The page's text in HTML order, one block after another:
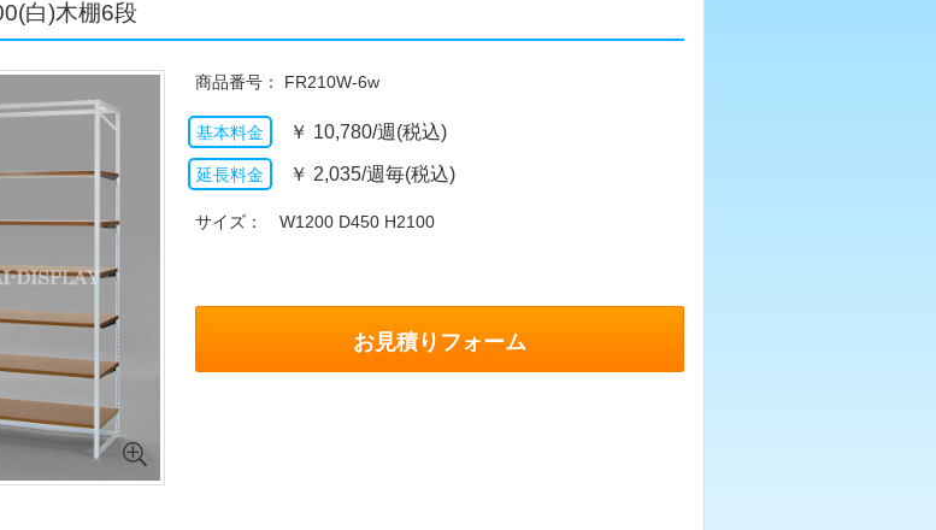
白)木棚6段
FR210W-6w
￥ 10,780/週(税込)
￥ 2,035/週毎(税込)
サイズ W1200 D450 H2100
お見積りフォーム